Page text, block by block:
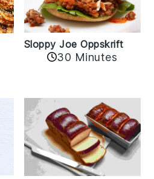
Sloppy Joe Oppskrift
30 Minutes